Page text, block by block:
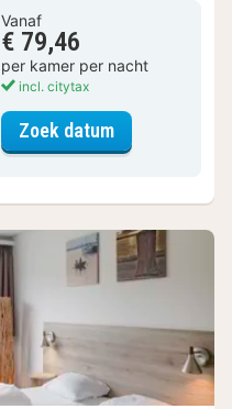
Vanaf
€ 79,46
per kamer per nacht
incl. citytax
Zoek datumvoor Kleine 2